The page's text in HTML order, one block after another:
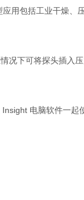
用包括工业干燥、
况下可将探头插入
电脑软件一起